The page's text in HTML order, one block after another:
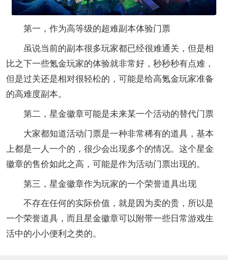
第一，作为高等级的超难副本体验门票
虽说当前的副本很多玩家都已经很难通关，但是相
比之下一些氪金玩家的体验就非常好，秒秒秒有点难，
但是过关还是相对很轻松的，可能是给高氪金玩家准备
的高难度副本。
第二，星金徽章可能是未来某一个活动的替代门票
大家都知道活动门票是一种非常稀有的道具，基本
上都是一人一个的，很少会出现多个的情况。这个星金
徽章的售价如此之高，可能是作为活动门票出现的。
第三，星金徽章作为玩家的一个荣誉道具出现
不存在任何的实际价值，就是因为卖的贵，所以是
一个荣誉道具，而且星金徽章可以附带一些日常游戏生
活中的小小便利之类的。